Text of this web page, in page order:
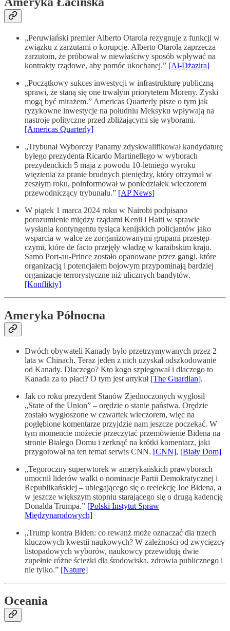
„Peruwiański premier Alberto Otarola rezygnuje z funkcji w
związku z zarzutami o korupcję. Alberto Otarola zaprzecza
zarzutom, że próbował w niewłaściwy sposób wpływać na
kontrakty rządowe, aby pomóc ukochanej.” [Al-Dżazira]
„Początkowy sukces inwestycji w infrastrukturę publiczną
sprawi, że staną się one trwałym priorytetem Moreny. Zyski
mogą być mirażem.” Americas Quarterly pisze o tym jak
ryzykowne inwestycje na południu Meksyku wpływają na
nastroje polityczne przed zbliżającymi się wyborami.
[Americas Quarterly]
„Trybunał Wyborczy Panamy zdyskwalifikował kandydaturę
byłego prezydenta Ricardo Martinellego w wyborach
prezydenckich 5 maja z powodu 10-letniego wyroku
więzienia za pranie brudnych pieniędzy, który otrzymał w
zeszłym roku, poinformował w poniedziałek wieczorem
przewodniczący trybunału.” [AP News]
W piątek 1 marca 2024 roku w Nairobi podpisano
porozumienie między rządami Kenii i Haiti w sprawie
wysłania kon­tyn­gentu tysiąca kenijskich polic­jan­tów jako
wsparcia w walce ze zor­ga­ni­zo­wa­nymi grupami prze­stęp­
czymi, które de facto przejęły władzę w karaibskim kraju.
Samo Port-au-Prince zostało opanowane przez gangi, które
organizacją i poten­cjałem bojowym przypo­minają bardziej
orga­nizacje terro­rys­tyczne niż ulicznych bandytów.
[Konflikty]
Ameryka Północna
Dwóch obywateli Kanady było przetrzymywanych przez 2
lata w Chinach. Teraz jeden z nich uzyskał odszkodowanie
od Kanady. Dlaczego? Kto kogo szpiegował i dlaczego to
Kanada za to płaci? O tym jest artykuł [The Guardian].
Jak co roku prezydent Stanów Zjednoczonych wygłosił
„State of the Union” – orędzie o stanie państwa. Orędzie
zostało wygłoszone w czwartek wieczorem, więc na
pogłębione komentarze przyjdzie nam jeszcze poczekać. W
tym momencie możecie przeczytać przemówienie Bidena na
stronie Białego Domu i zerknąć na krótki komentarz, jaki
przygotował na ten temat serwis CNN. [CNN], [Biały Dom]
„Tegoroczny superwtorek w amerykańskich prawyborach
umocnił liderów walki o nominacje Partii Demokratycznej i
Republikańskiej – ubiegającego się o reelekcję Joe Bidena, a
w jeszcze większym stopniu starającego się o drugą kadencję
Donalda Trumpa.” [Polski Instytut Spraw
Międzynarodowych]
„Trump kontra Biden: co rewanż może oznaczać dla trzech
kluczowych kwestii naukowych? W zależności od zwycięzcy
listopadowych wyborów, naukowcy przewidują dwie
zupełnie różne ścieżki dla środowiska, zdrowia publicznego i
nie tylko.” [Nature]
Oceania